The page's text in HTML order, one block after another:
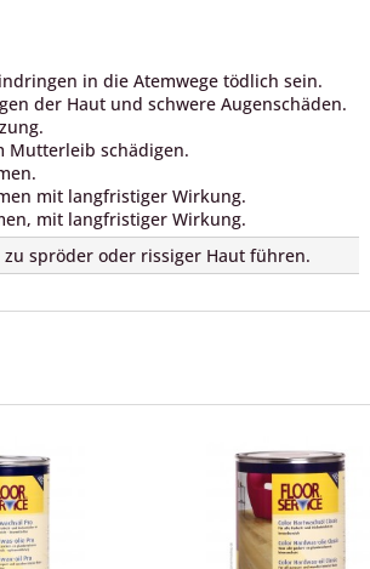
in die Atemwege tödlich sein.
der Haut und schwere Augenschäden.
Mutterleib schädigen.
mit langfristiger Wirkung.
mit langfristiger Wirkung.
spröder oder rissiger Haut führen.